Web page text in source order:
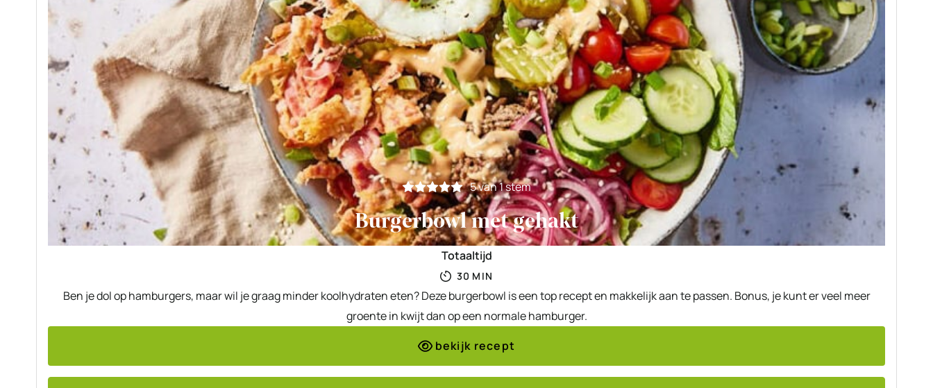
5van 1 stem
Burgerbowl met gehakt
Totaaltijd
30 MINUTEN
MIN
Ben je dol op hamburgers, maar wil je graag minder koolhydraten eten? Deze burgerbowl is een top recept en makkelijk aan te passen. Bonus, je kunt er veel meer
groente in kwijt dan op een normale hamburger.
bekijk recept